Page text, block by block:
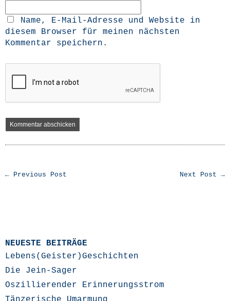
Name, E-Mail-Adresse und Website in
diesem Browser für meinen nächsten
Kommentar speichern.
← Previous Post Next Post →
NEUESTE BEITRÄGE
Lebens(Geister)Geschichten
Die Jein-Sager
Oszillierender Erinnerungsstrom